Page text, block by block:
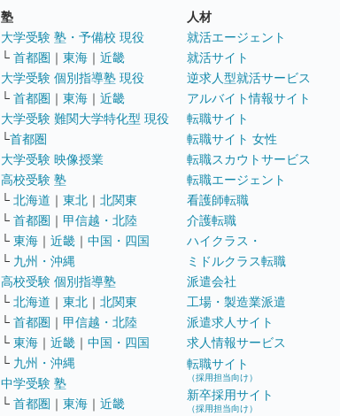
塾
大学受験 塾・予備校 現役
└ 首都圏 ｜ 東海 ｜ 近畿
大学受験 個別指導塾 現役
└ 首都圏 ｜ 東海 ｜ 近畿
大学受験 難関大学特化型 現役
└首都圏
大学受験 映像授業
高校受験 塾
└ 北海道 ｜ 東北 ｜ 北関東
└ 首都圏 ｜ 甲信越・北陸
└ 東海 ｜ 近畿 ｜ 中国・四国
└ 九州・沖縄
高校受験 個別指導塾
└ 北海道 ｜ 東北 ｜ 北関東
└ 首都圏 ｜ 甲信越・北陸
└ 東海 ｜ 近畿 ｜ 中国・四国
└ 九州・沖縄
中学受験 塾
└ 首都圏 ｜ 東海 ｜ 近畿
人材
就活エージェント
就活サイト
逆求人型就活サービス
アルバイト情報サイト
転職サイト
転職サイト 女性
転職スカウトサービス
転職エージェント
看護師転職
介護転職
ハイクラス・
ミドルクラス転職
派遣会社
工場・製造業派遣
派遣求人サイト
求人情報サービス
転職サイト
（採用担当向け）
新卒採用サイト
（採用担当向け）